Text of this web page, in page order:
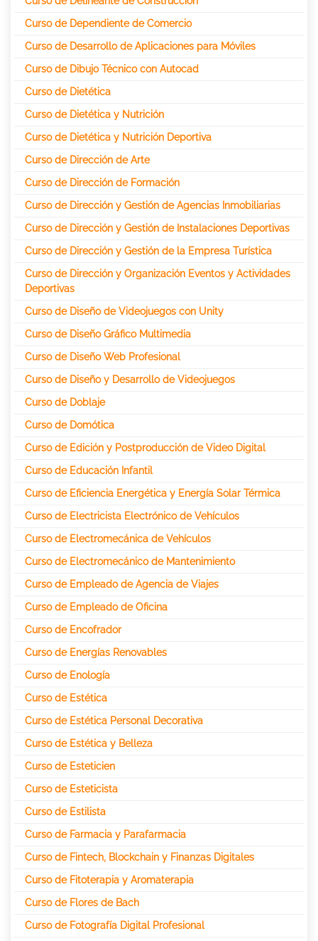
Curso de Dependiente de Comercio
Curso de Desarrollo de Aplicaciones para Móviles
Curso de Dibujo Técnico con Autocad
Curso de Dietética
Curso de Dietética y Nutrición
Curso de Dietética y Nutrición Deportiva
Curso de Dirección de Arte
Curso de Dirección de Formación
Curso de Dirección y Gestión de Agencias Inmobiliarias
Curso de Dirección y Gestión de Instalaciones Deportivas
Curso de Dirección y Gestión de la Empresa Turística
Curso de Dirección y Organización Eventos y Actividades
Deportivas
Curso de Diseño de Videojuegos con Unity
Curso de Diseño Gráfico Multimedia
Curso de Diseño Web Profesional
Curso de Diseño y Desarrollo de Videojuegos
Curso de Doblaje
Curso de Domótica
Curso de Edición y Postproducción de Video Digital
Curso de Educación Infantil
Curso de Eficiencia Energética y Energía Solar Térmica
Curso de Electricista Electrónico de Vehículos
Curso de Electromecánica de Vehículos
Curso de Electromecánico de Mantenimiento
Curso de Empleado de Agencia de Viajes
Curso de Empleado de Oficina
Curso de Encofrador
Curso de Energías Renovables
Curso de Enología
Curso de Estética
Curso de Estética Personal Decorativa
Curso de Estética y Belleza
Curso de Esteticien
Curso de Esteticista
Curso de Estilista
Curso de Farmacia y Parafarmacia
Curso de Fintech, Blockchain y Finanzas Digitales
Curso de Fitoterapia y Aromaterapia
Curso de Flores de Bach
Curso de Fotografía Digital Profesional